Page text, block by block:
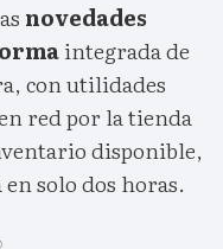
novedades
integrada de
con utilidades
red por la tienda
disponible,
solo dos horas.